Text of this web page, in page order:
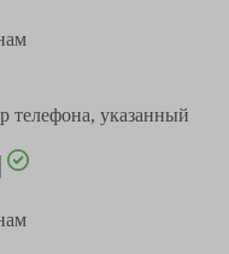
телефона, указанный